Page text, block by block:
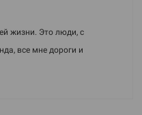
жизни. Это люди, с
все мне дороги и